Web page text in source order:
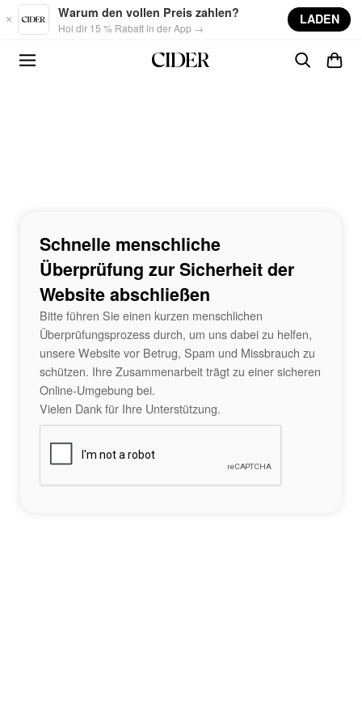
Skip to main content
Warum den vollen Preis zahlen?
Hol dir 15 % Rabatt in der App →
LADEN
Schnelle menschliche
Überprüfung zur Sicherheit der
Website abschließen
Bitte führen Sie einen kurzen menschlichen
Überprüfungsprozess durch, um uns dabei zu helfen,
unsere Website vor Betrug, Spam und Missbrauch zu
schützen. Ihre Zusammenarbeit trägt zu einer sicheren
Online-Umgebung bei.
Vielen Dank für Ihre Unterstützung.